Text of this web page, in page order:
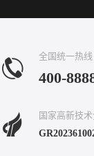
全国统一热线
400-
国家高新技术